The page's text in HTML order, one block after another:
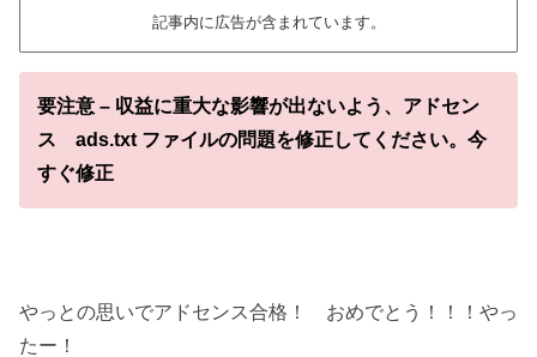
記事内に広告が含まれています。
要注意 – 収益に重大な影響が出ないよう、アドセン
ス ads.txt ファイルの問題を修正してください。今
すぐ修正
やっとの思いでアドセンス合格！ おめでとう！！！やっ
たー！